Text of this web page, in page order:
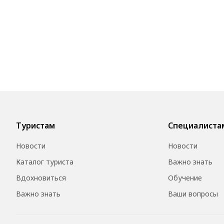
Туристам
Новости
Каталог туриста
Вдохновиться
Важно знать
Новости
Важно знать
Обучение
Ваши вопросы